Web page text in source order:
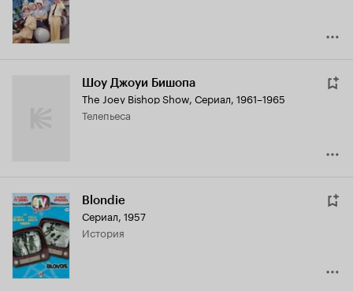
Шоу Джоуи Бишопа
The Joey Bishop Show, Сериал, 1961–1965
телепьеса
Blondie
Сериал, 1957
история